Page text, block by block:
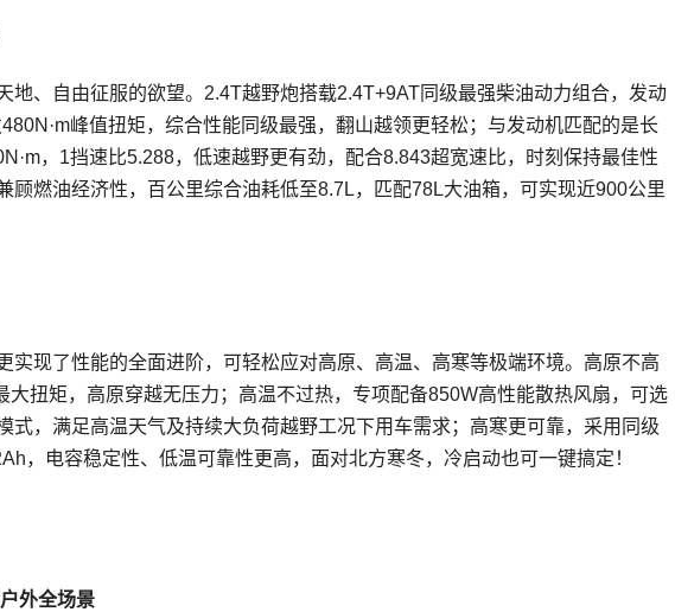
地、自由征服的欲望。2.4T越野炮搭载2.4T+9AT同级最强柴油动力组合，发动
峰值扭矩，综合性能同级最强，翻山越领更轻松；与发动机匹配的是长
，1挡速比5.288，低速越野更有劲，配合8.843超宽速比，时刻保持最佳性
顾燃油经济性，百公里综合油耗低至8.7L，匹配78L大油箱，可实现近900公里
实现了性能的全面进阶，可轻松应对高原、高温、高寒等极端环境。高原不高
大扭矩，高原穿越无压力；高温不过热，专项配备850W高性能散热风扇，可选
式，满足高温天气及持续大负荷越野工况下用车需求；高寒更可靠，采用同级
，电容稳定性、低温可靠性更高，面对北方寒冬，冷启动也可一键搞定！
外全场景